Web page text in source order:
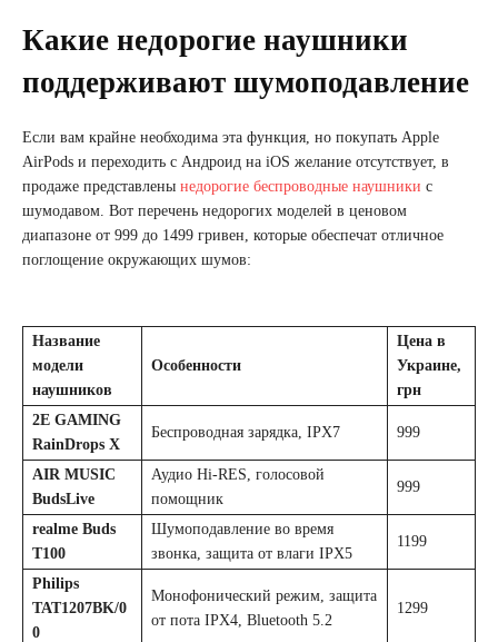
Какие недорогие наушники
поддерживают шумоподавление
Если вам крайне необходима эта функция, но покупать Apple
AirPods и переходить с Андроид на iOS желание отсутствует, в
продаже представлены недорогие беспроводные наушники с
шумодавом. Вот перечень недорогих моделей в ценовом
диапазоне от 999 до 1499 гривен, которые обеспечат отличное
поглощение окружающих шумов:
Название
модели
наушников
Особенности
Цена в
Украине,
грн
2E GAMING
RainDrops Х
Беспроводная зарядка, IPX7 999
AIR MUSIC
BudsLive
Аудио Hi-RES, голосовой
помощник
999
realme Buds
T100
Шумоподавление во время
звонка, защита от влаги IPX5
1199
Philips
TAT1207BK/0
0
Монофонический режим, защита
от пота IPX4, Bluetooth 5.2
1299